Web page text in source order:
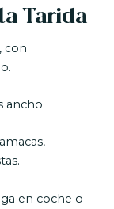
Tarida
con
ancho
en coche o